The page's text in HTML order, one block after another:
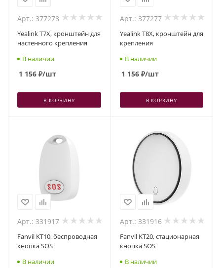
Арт.: 377278
Yealink T7X, кронштейн для
настенного крепления
В наличии
1 156 ₽/шт
В КОРЗИНУ
Арт.: 377277
Yealink T8X, кронштейн для
крепления
В наличии
1 156₽/шт
В КОРЗИНУ
Арт.: 331917
Fanvil KT10, беспроводная
кнопка SOS
В наличии
Арт.: 331916
Fanvil KT20, стационарная
кнопка SOS
В наличии